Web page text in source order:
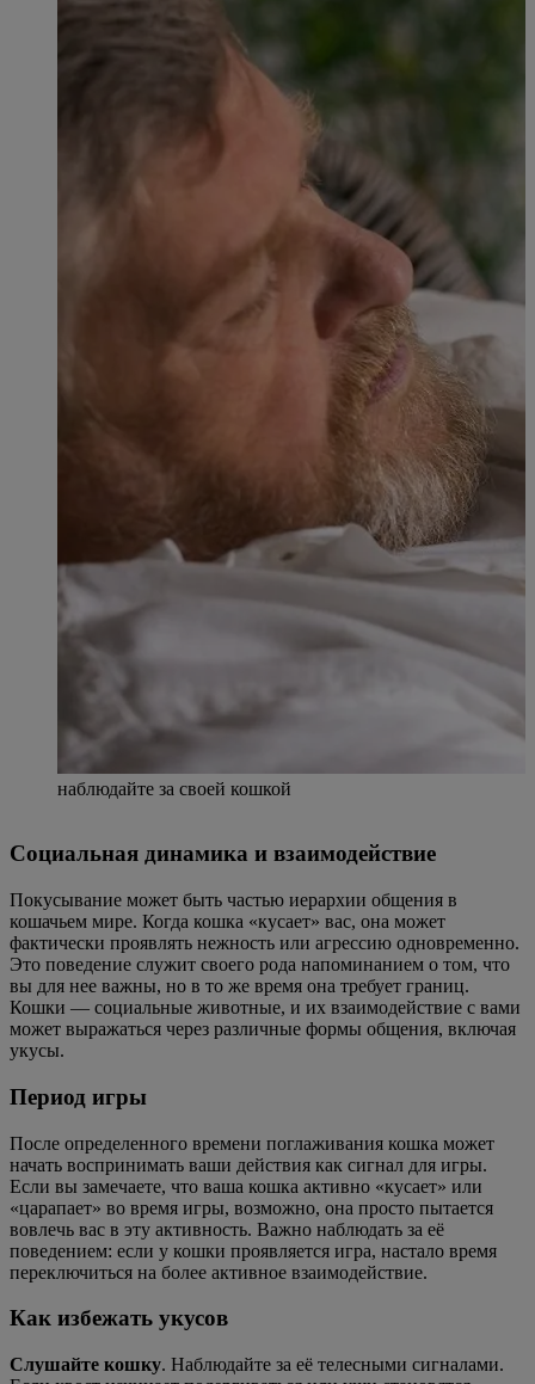
наблюдайте за своей кошкой
Социальная динамика и взаимодействие
Покусывание может быть частью иерархии общения в
кошачьем мире. Когда кошка «кусает» вас, она может
фактически проявлять нежность или агрессию одновременно.
Это поведение служит своего рода напоминанием о том, что
вы для нее важны, но в то же время она требует границ.
Кошки — социальные животные, и их взаимодействие с вами
может выражаться через различные формы общения, включая
укусы.
Период игры
После определенного времени поглаживания кошка может
начать воспринимать ваши действия как сигнал для игры.
Если вы замечаете, что ваша кошка активно «кусает» или
«царапает» во время игры, возможно, она просто пытается
вовлечь вас в эту активность. Важно наблюдать за её
поведением: если у кошки проявляется игра, настало время
переключиться на более активное взаимодействие.
Как избежать укусов
Слушайте кошку. Наблюдайте за её телесными сигналами.